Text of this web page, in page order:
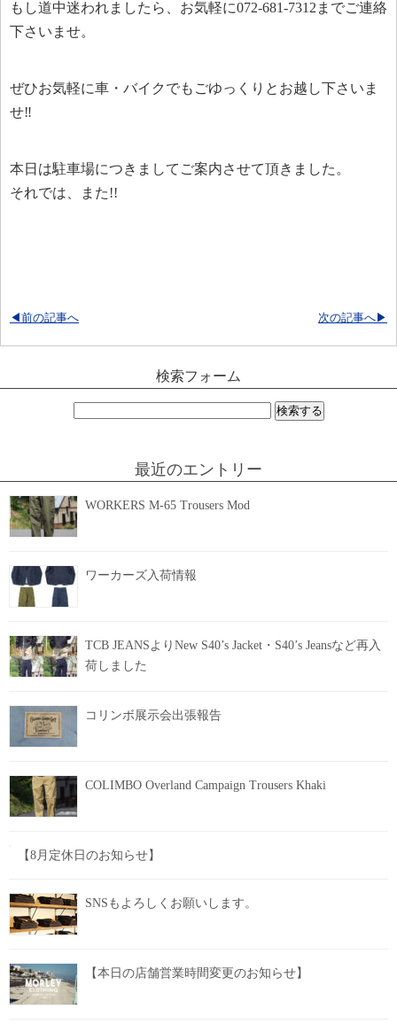
もし道中迷われましたら、お気軽に072-681-7312までご連絡
下さいませ。
ぜひお気軽に車・バイクでもごゆっくりとお越し下さいま
せ‼︎
本日は駐車場につきましてご案内させて頂きました。
それでは、また!!
次の記事へ▶
◀前の記事へ
検索フォーム
最近のエントリー
WORKERS M-65 Trousers Mod
ワーカーズ入荷情報
TCB JEANSよりNew S40’s Jacket・S40’s Jeansなど再入
荷しました
コリンボ展示会出張報告
COLIMBO Overland Campaign Trousers Khaki
【8月定休日のお知らせ】
SNSもよろしくお願いします。
【本日の店舗営業時間変更のお知らせ】